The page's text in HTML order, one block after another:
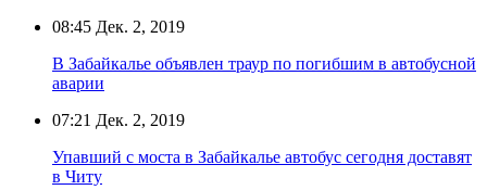
08:45 Дек. 2, 2019
В Забайкалье объявлен траур по погибшим в автобусной
аварии
07:21 Дек. 2, 2019
Упавший с моста в Забайкалье автобус сегодня доставят
в Читу